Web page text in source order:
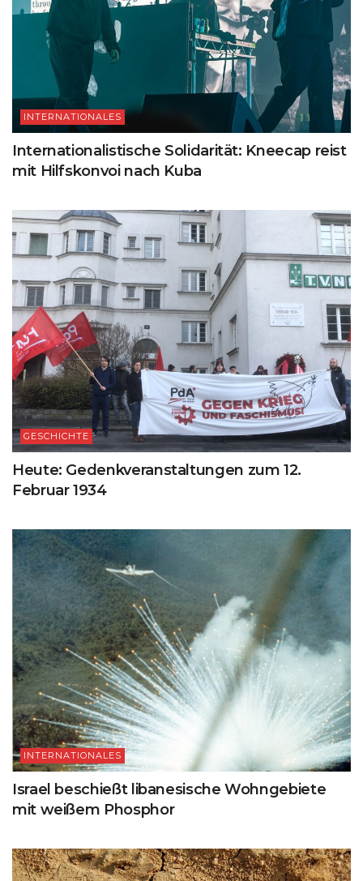
INTERNATIONALES
Internationalistische Solidarität: Kneecap reist
mit Hilfskonvoi nach Kuba
GESCHICHTE
Heute: Gedenkveranstaltungen zum 12.
Februar 1934
INTERNATIONALES
Israel beschießt libanesische Wohngebiete
mit weißem Phosphor